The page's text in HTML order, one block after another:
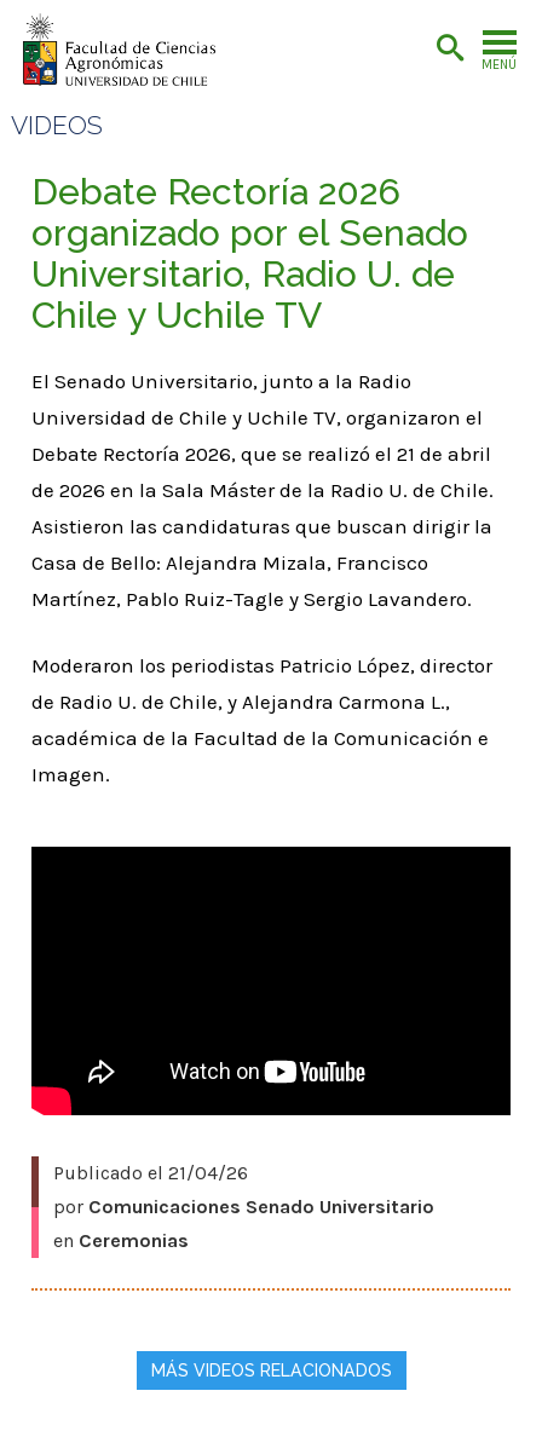
MENÚ
VIDEOS
Debate Rectoría 2026
organizado por el Senado
Universitario, Radio U. de
Chile y Uchile TV
El Senado Universitario, junto a la Radio
Universidad de Chile y Uchile TV, organizaron el
Debate Rectoría 2026, que se realizó el 21 de abril
de 2026 en la Sala Máster de la Radio U. de Chile.
Asistieron las candidaturas que buscan dirigir la
Casa de Bello: Alejandra Mizala, Francisco
Martínez, Pablo Ruiz-Tagle y Sergio Lavandero.
Moderaron los periodistas Patricio López, director
de Radio U. de Chile, y Alejandra Carmona L.,
académica de la Facultad de la Comunicación e
Imagen.
Publicado el21/04/26
por Comunicaciones Senado Universitario
en Ceremonias
MÁS VIDEOS RELACIONADOS